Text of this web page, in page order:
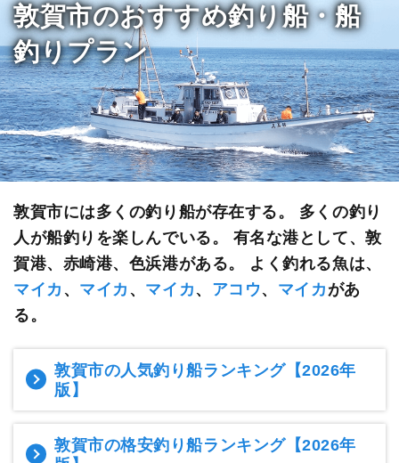
敦賀市のおすすめ釣り船・船
釣りプラン
敦賀市には多くの釣り船が存在する。 多くの釣り
人が船釣りを楽しんでいる。 有名な港として、敦
賀港、赤崎港、色浜港がある。 よく釣れる魚は、
マイカ 、 マイカ 、 マイカ、 アコウ、 マイカ があ
る。
敦賀市の人気釣り船ランキング【2026年
版】
敦賀市の格安釣り船ランキング【2026年